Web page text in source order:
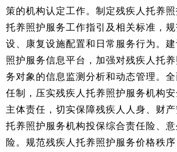
策的机构认定工作。制定残疾人托养
托养照护服务工作指引及相关标准，
设、康复设施配置和日常服务行为。
照护服务信息平台，加强对残疾人托
务对象的信息监测分析和动态管理。
任制，压实残疾人托养照护服务机构
主体责任，切实保障残疾人人身、财
托养照护服务机构投保综合责任险、
险。规范残疾人托养照护服务价格秩